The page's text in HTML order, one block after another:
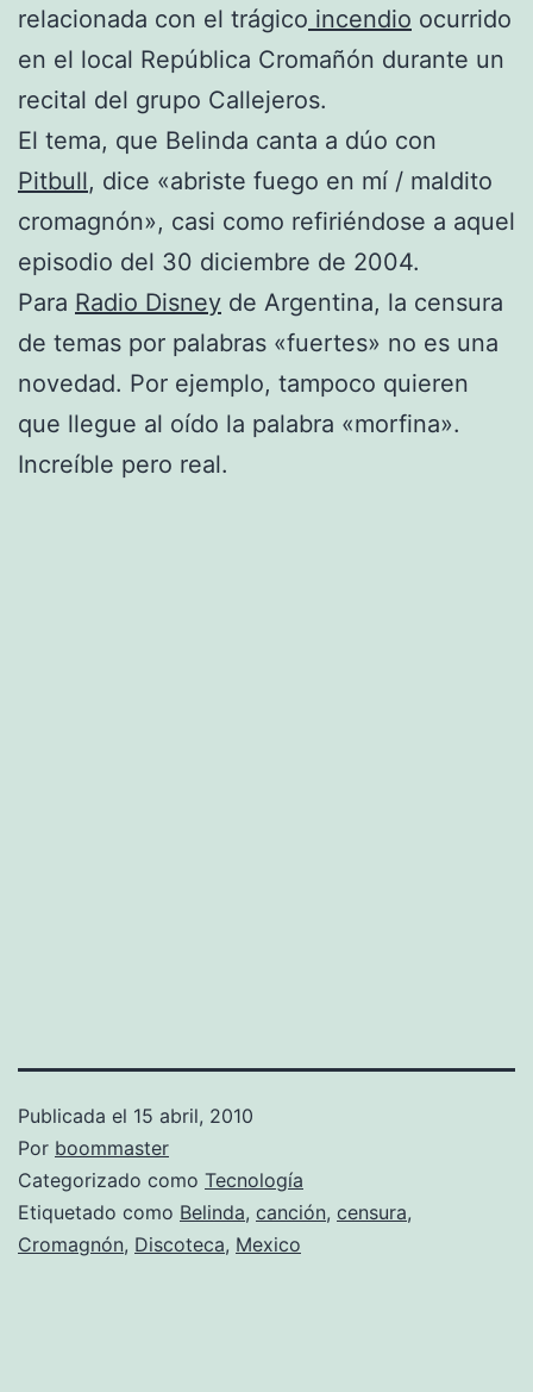
relacionada con el trágico incendio ocurrido
en el local República Cromañón durante un
recital del grupo Callejeros.
El tema, que Belinda canta a dúo con
Pitbull, dice «abriste fuego en mí / maldito
cromagnón», casi como refiriéndose a aquel
episodio del 30 diciembre de 2004.
Para Radio Disney de Argentina, la censura
de temas por palabras «fuertes» no es una
novedad. Por ejemplo, tampoco quieren
que llegue al oído la palabra «morfina».
Increíble pero real.
Publicada el 15 abril, 2010
Por boommaster
Categorizado como Tecnología
Etiquetado como Belinda, canción, censura,
Cromagnón, Discoteca, Mexico